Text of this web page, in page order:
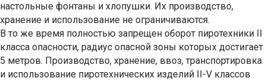
настольные фонтаны и хлопушки. Их производство,
хранение и использование не ограничиваются.
В то же время полностью запрещен оборот пиротехники II
класса опасности, радиус опасной зоны которых достигает
5 метров. Производство, хранение, ввоз, транспортировка
и использование пиротехнических изделий II-V классов